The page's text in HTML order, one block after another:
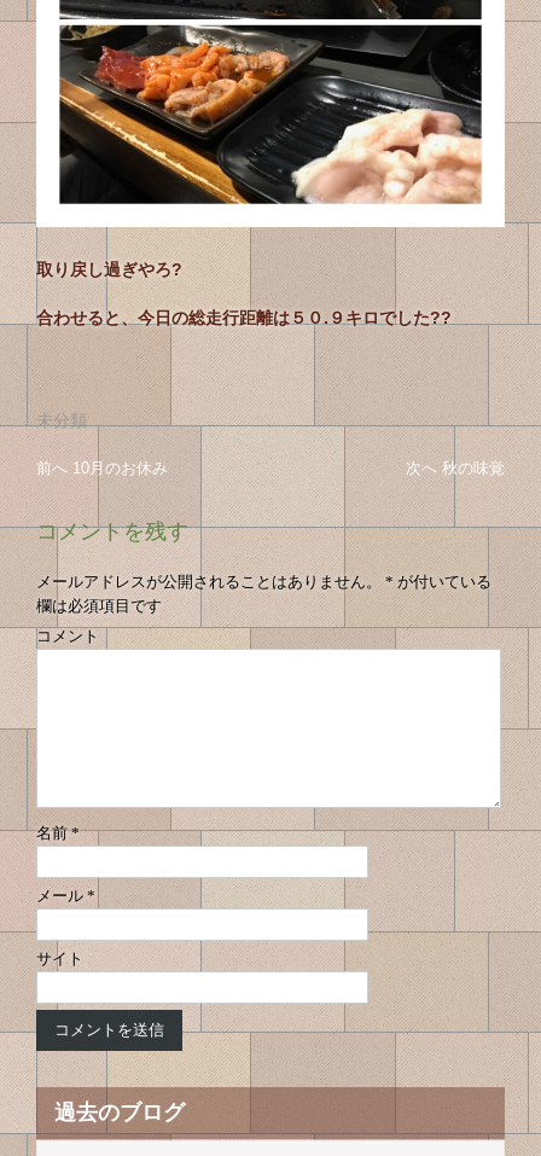
取り戻し過ぎやろ?
合わせると、今日の総走行距離は５０.９キロでした??
未分類
投
稿
の
ナ
ビ
ゲ
ン
投
稿
ナ
ビ
ゲ
ー
シ
ョ
前へ 前
の
投
稿
へ
10月のお休み 次へ 次
の
投
稿
へ
秋の味覚
コメントを残す
メールアドレスが公開されることはありません。 * が付いている
欄は必須項目です
コメント
名前*
メール*
サイト
過去のブログ